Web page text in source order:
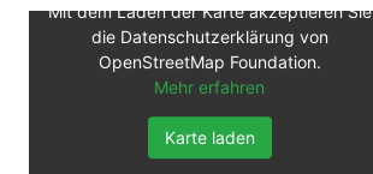
Mit dem Laden der Karte akzeptieren Sie
die Datenschutzerklärung von
OpenStreetMap Foundation.
Mehr erfahren
Karte laden